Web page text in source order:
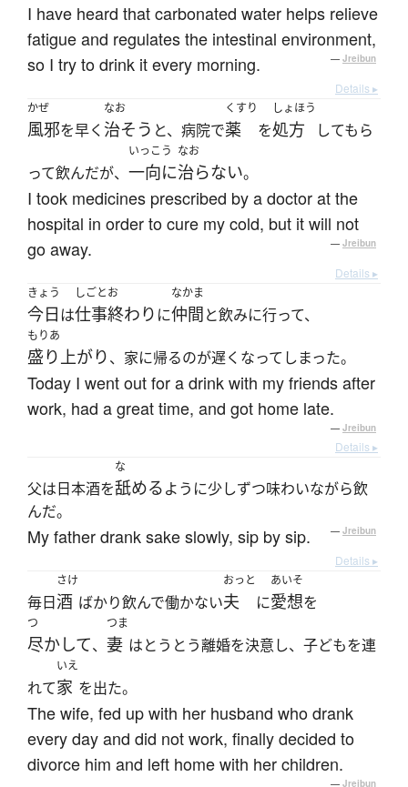
I have heard that carbonated water helps relieve
fatigue and regulates the intestinal environment,
so I try to drink it every morning.
— Jreibun
Details ▸
かぜ
風邪を早く
なお
治そう と、病院で
くすり
薬 を
しょほう
処方 してもら
って飲んだが、
いっこう
一向に
なお
治らない。
I took medicines prescribed by a doctor at the
hospital in order to cure my cold, but it will not
go away.
— Jreibun
Details ▸
きょう
今日は
しごとお
仕事終わり に
なかま
仲間と飲みに行って、
もりあ
盛り上がり、家に帰るのが遅くなってしまった。
Today I went out for a drink with my friends after
work, had a great time, and got home late.
— Jreibun
Details ▸
父は日本酒を
な
舐めるように少しずつ味わいながら飲
んだ。
My father drank sake slowly, sip by sip. — Jreibun
Details ▸
毎日
さけ
酒 ばかり飲んで働かない
おっと
夫 に
あいそ
愛想を
つ
尽かして、
つま
妻 はとうとう離婚を決意し、子どもを連
れて
いえ
家 を出た。
The wife, fed up with her husband who drank
every day and did not work, finally decided to
divorce him and left home with her children.
— Jreibun